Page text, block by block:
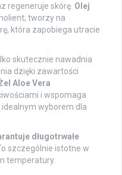
regeneruje skórę. Olej
tworzy na
która zapobiega utracie
skutecznie nawadnia
dzięki zawartości
Aloe Vera
i wspomaga
wyborem dla
długotrwałe
szczególnie istotne w
temperatury.